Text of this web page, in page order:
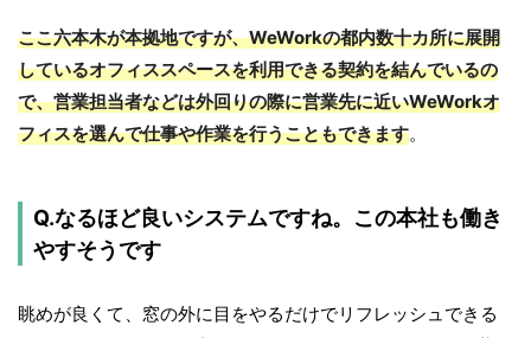
ここ六本木が本拠地ですが、WeWorkの都内数十カ所に展開
しているオフィススペースを利用できる契約を結んでいるの
で、営業担当者などは外回りの際に営業先に近いWeWorkオ
フィスを選んで仕事や作業を行うこともできます。
Q.なるほど良いシステムですね。この本社も働き
やすそうです
眺めが良くて、窓の外に目をやるだけでリフレッシュできる